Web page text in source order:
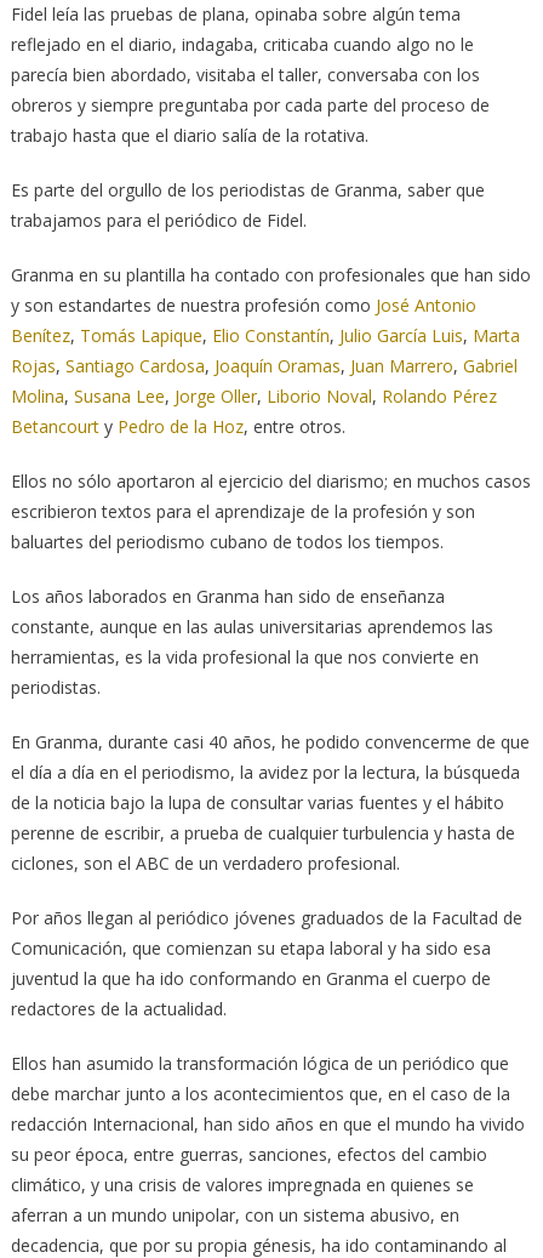
Fidel leía las pruebas de plana, opinaba sobre algún tema
reflejado en el diario, indagaba, criticaba cuando algo no le
parecía bien abordado, visitaba el taller, conversaba con los
obreros y siempre preguntaba por cada parte del proceso de
trabajo hasta que el diario salía de la rotativa.
Es parte del orgullo de los periodistas de Granma, saber que
trabajamos para el periódico de Fidel.
Granma en su plantilla ha contado con profesionales que han sido
y son estandartes de nuestra profesión como José Antonio
Benítez, Tomás Lapique, Elio Constantín, Julio García Luis, Marta
Rojas, Santiago Cardosa, Joaquín Oramas, Juan Marrero, Gabriel
Molina, Susana Lee, Jorge Oller, Liborio Noval, Rolando Pérez
Betancourty Pedro de la Hoz, entre otros.
Ellos no sólo aportaron al ejercicio del diarismo; en muchos casos
escribieron textos para el aprendizaje de la profesión y son
baluartes del periodismo cubano de todos los tiempos.
Los años laborados en Granma han sido de enseñanza
constante, aunque en las aulas universitarias aprendemos las
herramientas, es la vida profesional la que nos convierte en
periodistas.
En Granma, durante casi 40 años, he podido convencerme de que
el día a día en el periodismo, la avidez por la lectura, la búsqueda
de la noticia bajo la lupa de consultar varias fuentes y el hábito
perenne de escribir, a prueba de cualquier turbulencia y hasta de
ciclones, son el ABC de un verdadero profesional.
Por años llegan al periódico jóvenes graduados de la Facultad de
Comunicación, que comienzan su etapa laboral y ha sido esa
juventud la que ha ido conformando en Granma el cuerpo de
redactores de la actualidad.
Ellos han asumido la transformación lógica de un periódico que
debe marchar junto a los acontecimientos que, en el caso de la
redacción Internacional, han sido años en que el mundo ha vivido
su peor época, entre guerras, sanciones, efectos del cambio
climático, y una crisis de valores impregnada en quienes se
aferran a un mundo unipolar, con un sistema abusivo, en
decadencia, que por su propia génesis, ha ido contaminando al